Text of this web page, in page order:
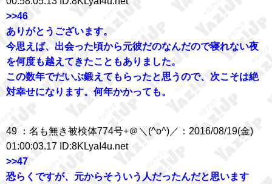
>>46
ありがとうございます。
今思えば、出会った頃から元彼だのなんだので寝れない夜
を何度も越えてきたこともありました。
この数年でだいぶ鍛えてもらったと思うので、次こそは絶
対幸せになります。何年かかっても。
49 ：名も無き被検体774号+＠＼(^o^)／：2016/08/19(金)
01:00:03.17 ID:8KLyaI4u.net
>>47
恐らくですが、元からそういう人だったんだと思います